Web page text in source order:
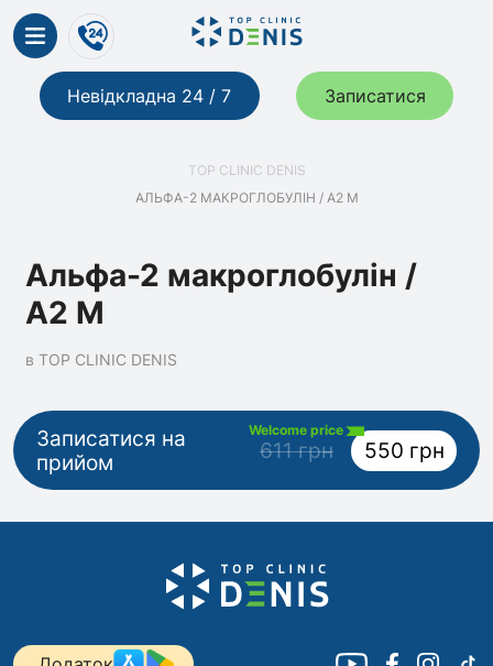
Невідкладна 24 / 7 Записатися
TOP CLINIC DENIS
АЛЬФА-2 МАКРОГЛОБУЛІН / А2 М
Альфа-2 макроглобулін /
А2 М
в TOP CLINIC DENIS
Записатися на
прийом
Welcome price
611 грн 550 грн